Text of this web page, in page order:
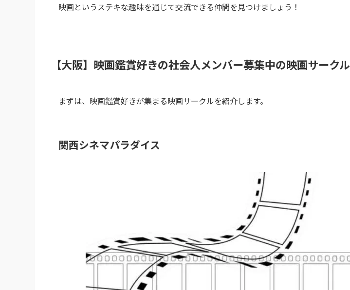
映画というステキな趣味を通じて交流できる仲間を見つけましょう！
【大阪】映画鑑賞好きの社会人メンバー募集中の映画サークル
まずは、映画鑑賞好きが集まる映画サークルを紹介します。
関西シネマパラダイス